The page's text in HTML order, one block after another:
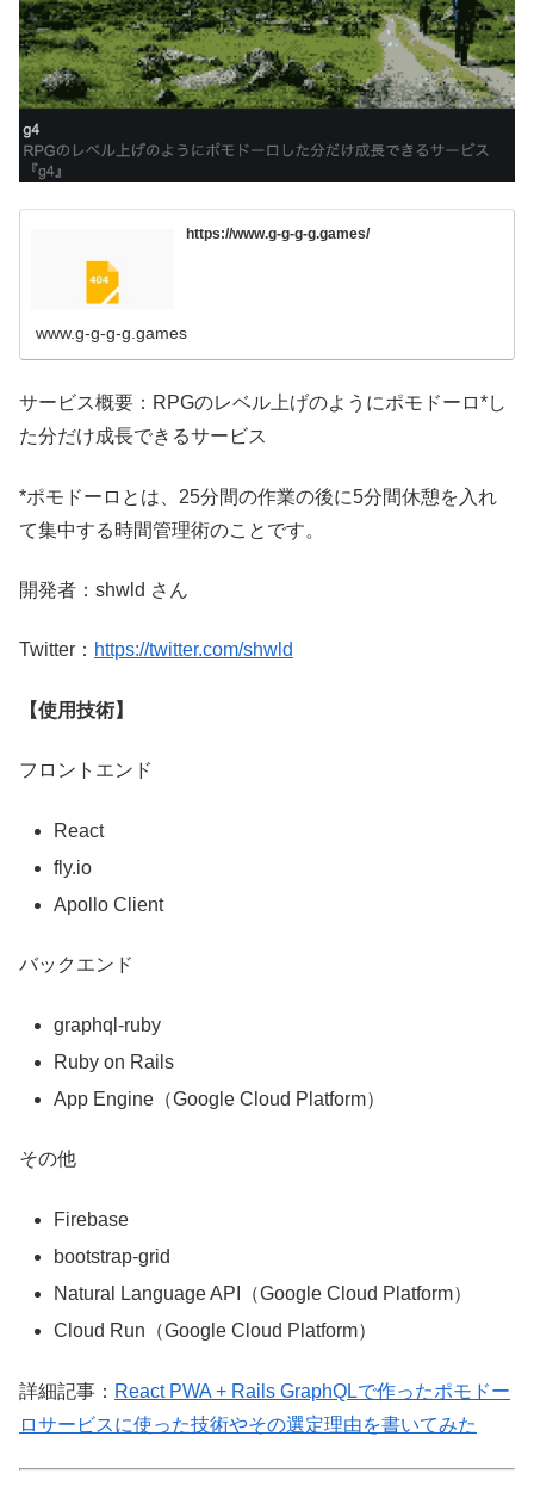
https://www.g-g-g-g.games/
www.g-g-g-g.games
サービス概要：RPGのレベル上げのようにポモドーロ*し
た分だけ成長できるサービス
*ポモドーロとは、25分間の作業の後に5分間休憩を入れ
て集中する時間管理術のことです。
開発者：shwld さん
Twitter： https://twitter.com/shwld
【使用技術】
フロントエンド
React
fly.io
Apollo Client
バックエンド
graphql-ruby
Ruby on Rails
App Engine（Google Cloud Platform）
その他
Firebase
bootstrap-grid
Natural Language API（Google Cloud Platform）
Cloud Run（Google Cloud Platform）
詳細記事： React PWA + Rails GraphQLで作ったポモドー
ロサービスに使った技術やその選定理由を書いてみた